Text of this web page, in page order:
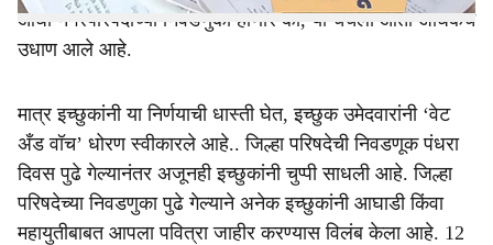
आधी नगरपरिषदांच्या निवडणुका होणार का, या चर्चेला आता अधिकच
उधाण आले आहे.
मात्र इच्छुकांनी या निर्णयाची धास्ती घेत, इच्छुक उमेदवारांनी ‘वेट
अँड वॉच’ धोरण स्वीकारले आहे.. जिल्हा परिषदेची निवडणूक पंधरा
दिवस पुढे गेल्यानंतर अजूनही इच्छुकांनी चुप्पी साधली आहे. जिल्हा
परिषदेच्या निवडणुका पुढे गेल्याने अनेक इच्छुकांनी आघाडी किंवा
महायुतीबाबत आपला पवित्रा जाहीर करण्यास विलंब केला आहे. 12